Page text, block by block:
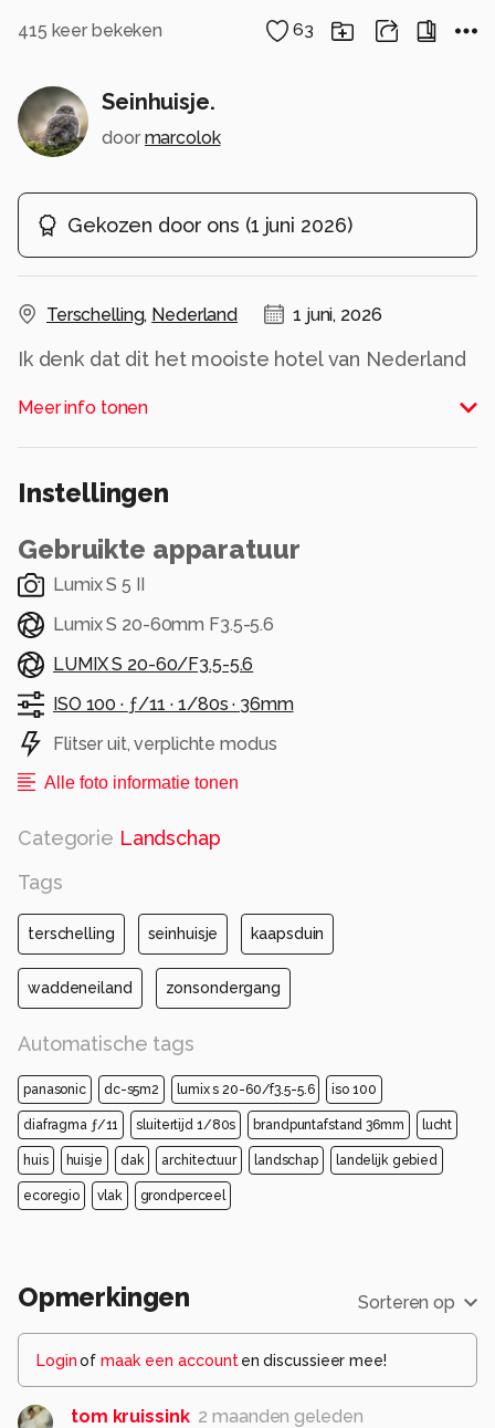
415 keer bekeken 63
Seinhuisje.
door marcolok
Gekozen door ons (1 juni 2026)
Terschelling, Nederland 1 juni, 2026
Ik denk dat dit het mooiste hotel van Nederland
Geen receptie, geen roomservice en
waarschijnlijk geen wifi....
Alle rechten voorbehouden
Meer info tonen
Instellingen
Gebruikte apparatuur
Lumix S 5 II
Lumix S 20-60mm F3.5-5.6
LUMIX S 20-60/F3.5-5.6
ISO 100 · ƒ/11 · 1/80s · 36mm
Flitser uit, verplichte modus
Alle foto informatie tonen
Categorie Landschap
Tags
terschelling seinhuisje kaapsduin
waddeneiland zonsondergang
Automatische tags
panasonic dc-s5m2 lumix s 20-60/f3.5-5.6 iso 100
diafragma ƒ/11 sluitertijd 1/80s brandpuntafstand 36mm lucht
huis huisje dak architectuur landschap landelijk gebied
ecoregio vlak grondperceel
Opmerkingen Sorteren op
Loginof maak een account en discussieer mee!
tom kruissink 2 maanden geleden